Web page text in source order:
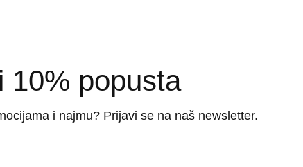
10% popusta
i najmu? Prijavi se na naš newsletter.